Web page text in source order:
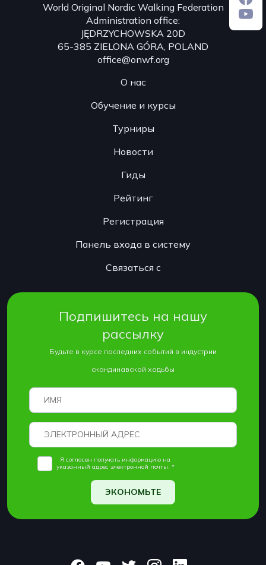
World Original Nordic Walking Federation
Administration office:
JĘDRZYCHOWSKA 20D
65-385 ZIELONA GÓRA, POLAND
office@onwf.org
О нас
Обучение и курсы
Турниры
Новости
Гиды
Рейтинг
Регистрация
Панель входа в систему
Связаться с
Подпишитесь на нашу
рассылку
Будьте в курсе последних событий в индустрии
скандинавской ходьбы
Я согласен получать информацию на
указанный адрес электронной почты. *
ЭКОНОМЬТЕ